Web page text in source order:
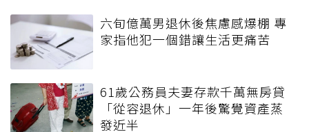
六旬億萬男退休後焦慮感爆棚 專
家指他犯一個錯讓生活更痛苦
61歲公務員夫妻存款千萬無房貸
「從容退休」一年後驚覺資產蒸
發近半